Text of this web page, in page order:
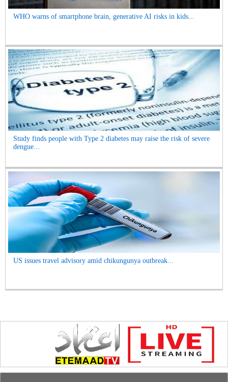
WHO warns of smartphone brain, generative AI risks in kids...
Study finds people with Type 2 diabetes may raise the risk of severe
dengue...
US issues travel advisory amid chikungunya outbreak...